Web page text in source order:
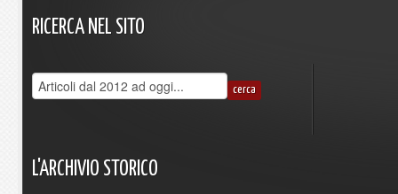
RICERCA NEL SITO
L'ARCHIVIO STORICO